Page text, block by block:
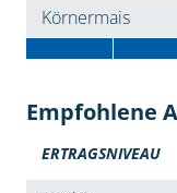
Körnermais
Empfohlene
ERTRAGSNIVEAU